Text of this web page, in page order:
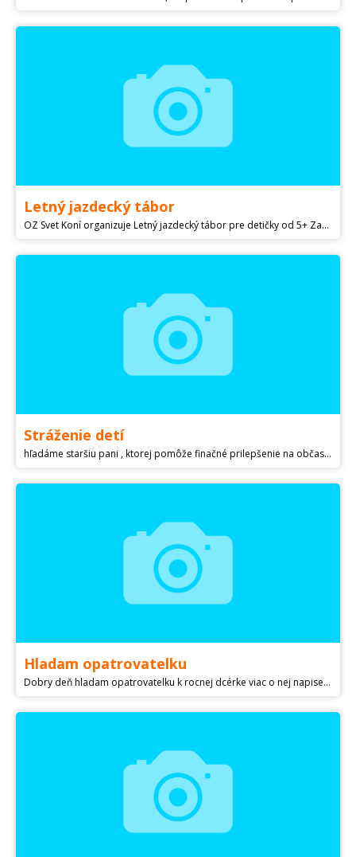
Letný jazdecký tábor
OZ Svet Koní organizuje Letný jazdecký tábor pre detičky od 5+ Zaručujeme bohatý program denná výučba jazdy na koni aj pre úplnych začiatočníkov. Viac sa môžete dozvedieť na alebo na fb oz svet koni nájdete videa a fotky z našich táborov. Poistenie detí v cene.
Stráženie detí
hľadáme staršiu pani , ktorej pomôže finačné prilepšenie na občastné povozenie dvojičiek v Nitre
Hladam opatrovatelku
Dobry deň hladam opatrovatelku k rocnej dcérke viac o nej napisem sukromne alebo po telefóne. Islo by casovo od 9-15tej sem tam aj na cely den obcas aj nocne vikendy... Platovo sa dohodneme. Nieje problem aj prespať. Mame velky byt.